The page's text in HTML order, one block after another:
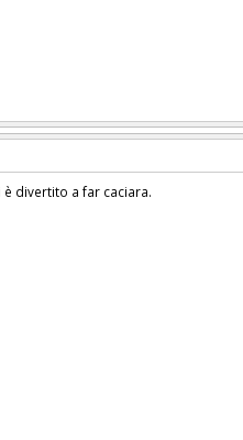
divertito a far caciara.